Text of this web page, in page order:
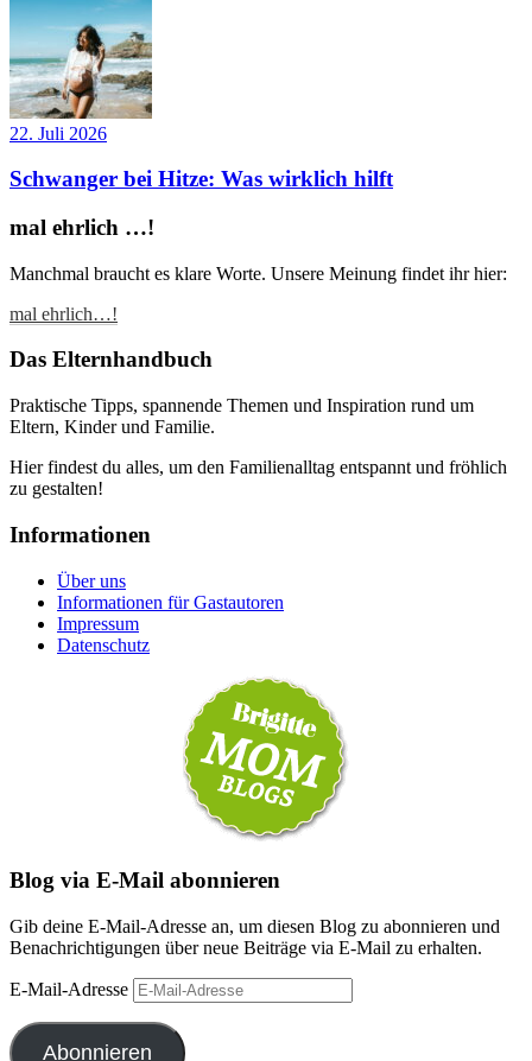
22. Juli 2026
Schwanger bei Hitze: Was wirklich hilft
mal ehrlich …!
Manchmal braucht es klare Worte. Unsere Meinung findet ihr hier:
mal ehrlich…!
Das Elternhandbuch
Praktische Tipps, spannende Themen und Inspiration rund um
Eltern, Kinder und Familie.
Hier findest du alles, um den Familienalltag entspannt und fröhlich
zu gestalten!
Informationen
Über uns
Informationen für Gastautoren
Impressum
Datenschutz
Blog via E-Mail abonnieren
Gib deine E-Mail-Adresse an, um diesen Blog zu abonnieren und
Benachrichtigungen über neue Beiträge via E-Mail zu erhalten.
E-Mail-Adresse
Abonnieren